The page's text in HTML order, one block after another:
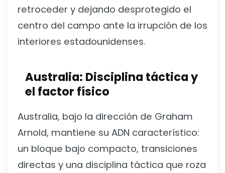
retroceder y dejando desprotegido el
centro del campo ante la irrupción de los
interiores estadounidenses.
Australia: Disciplina táctica y
el factor físico
Australia, bajo la dirección de Graham
Arnold, mantiene su ADN característico:
un bloque bajo compacto, transiciones
directas y una disciplina táctica que roza